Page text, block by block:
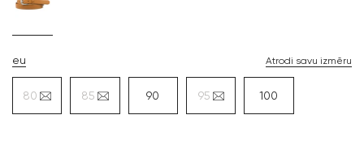
eu Atrodi savu izmēru
80 85 90 95 100